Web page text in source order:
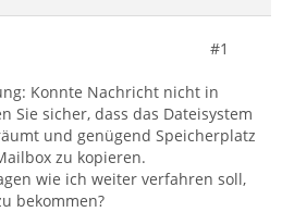
#1
Konnte Nachricht nicht in
Sie sicher, dass das Dateisystem
und genügend Speicherplatz
zu kopieren.
wie ich weiter verfahren soll,
bekommen?